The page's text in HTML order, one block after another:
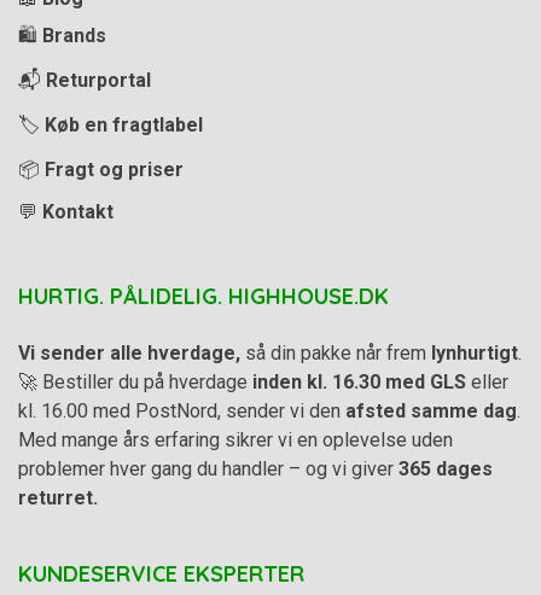
🛍️ Brands
📬 Returportal
🏷️ Køb en fragtlabel
📦 Fragt og priser
💬 Kontakt
HURTIG. PÅLIDELIG. HIGHHOUSE.DK
Vi sender alle hverdage, så din pakke når frem lynhurtigt.
🚀 Bestiller du på hverdage inden kl. 16.30 med GLS eller
kl. 16.00 med PostNord, sender vi den afsted samme dag.
Med mange års erfaring sikrer vi en oplevelse uden
problemer hver gang du handler – og vi giver 365 dages
returret.
KUNDESERVICE EKSPERTER